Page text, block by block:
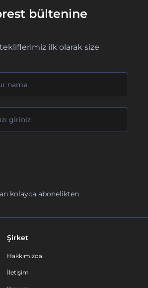
bültenine
ilk olarak size
kolayca abonelikten
Şirket
Hakkımızda
İletişim